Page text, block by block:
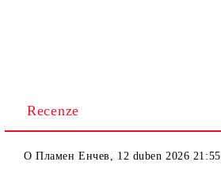
Recenze
OПламен Енчев , 12 duben 2026 21:55